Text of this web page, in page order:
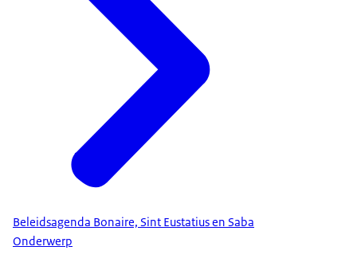
Beleidsagenda Bonaire, Sint Eustatius en Saba
Onderwerp